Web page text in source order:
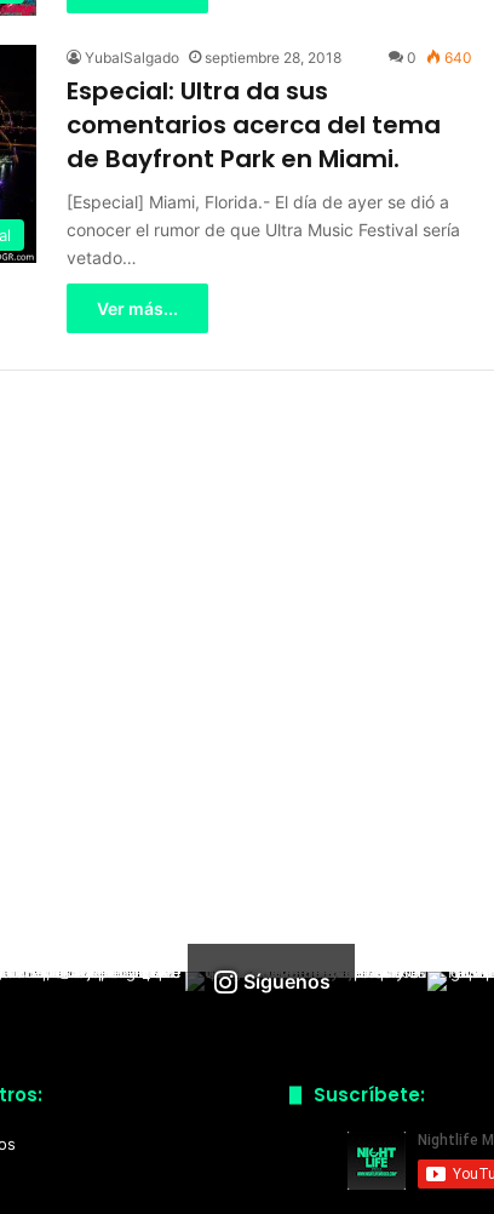
YubalSalgado septiembre 28, 2018 0 640
Especial: Ultra da sus
comentarios acerca del tema
de Bayfront Park en Miami.
[Especial] Miami, Florida.- El día de ayer se dió a
conocer el rumor de que Ultra Music Festival sería
vetado…
Ver más...
Síguenos
Suscríbete: